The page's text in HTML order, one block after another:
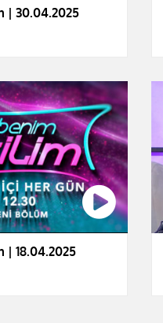
| 30.04.2025
| 18.04.2025